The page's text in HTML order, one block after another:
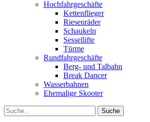
Hochfahrgeschäfte
Kettenflieger
Riesenräder
Schaukeln
Sessellifte
Türme
Rundfahrgeschäfte
Berg- und Talbahn
Break Dancer
Wasserbahnen
Ehemalige Skooter